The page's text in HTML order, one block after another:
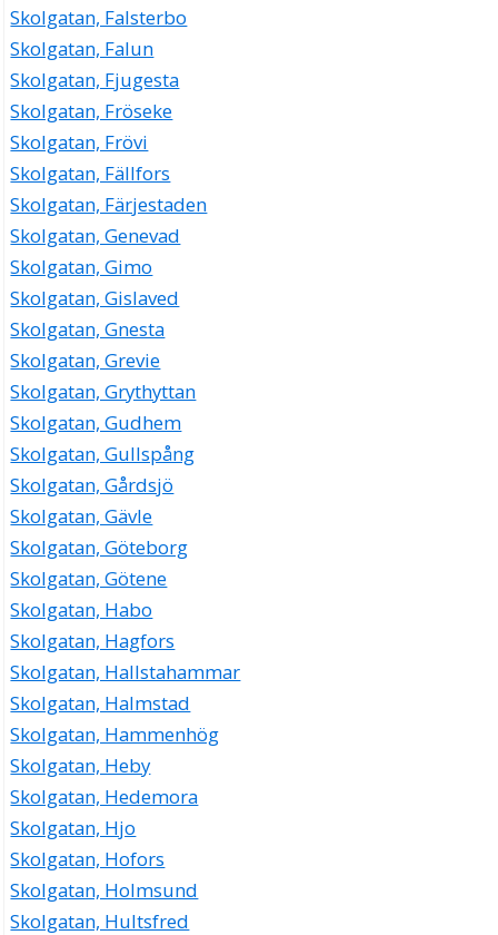
Skolgatan, Falsterbo
Skolgatan, Falun
Skolgatan, Fjugesta
Skolgatan, Fröseke
Skolgatan, Frövi
Skolgatan, Fällfors
Skolgatan, Färjestaden
Skolgatan, Genevad
Skolgatan, Gimo
Skolgatan, Gislaved
Skolgatan, Gnesta
Skolgatan, Grevie
Skolgatan, Grythyttan
Skolgatan, Gudhem
Skolgatan, Gullspång
Skolgatan, Gårdsjö
Skolgatan, Gävle
Skolgatan, Göteborg
Skolgatan, Götene
Skolgatan, Habo
Skolgatan, Hagfors
Skolgatan, Hallstahammar
Skolgatan, Halmstad
Skolgatan, Hammenhög
Skolgatan, Heby
Skolgatan, Hedemora
Skolgatan, Hjo
Skolgatan, Hofors
Skolgatan, Holmsund
Skolgatan, Hultsfred